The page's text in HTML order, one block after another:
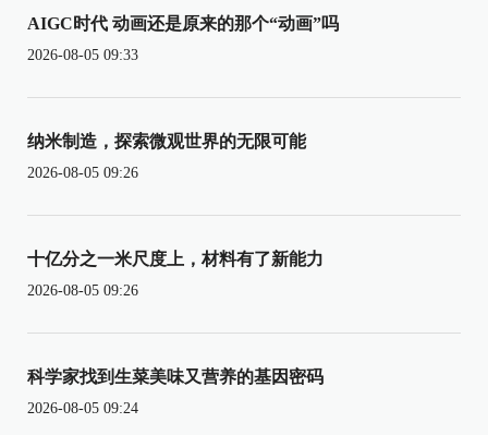
AIGC时代 动画还是原来的那个“动画”吗
2026-08-05 09:33
纳米制造，探索微观世界的无限可能
2026-08-05 09:26
十亿分之一米尺度上，材料有了新能力
2026-08-05 09:26
科学家找到生菜美味又营养的基因密码
2026-08-05 09:24